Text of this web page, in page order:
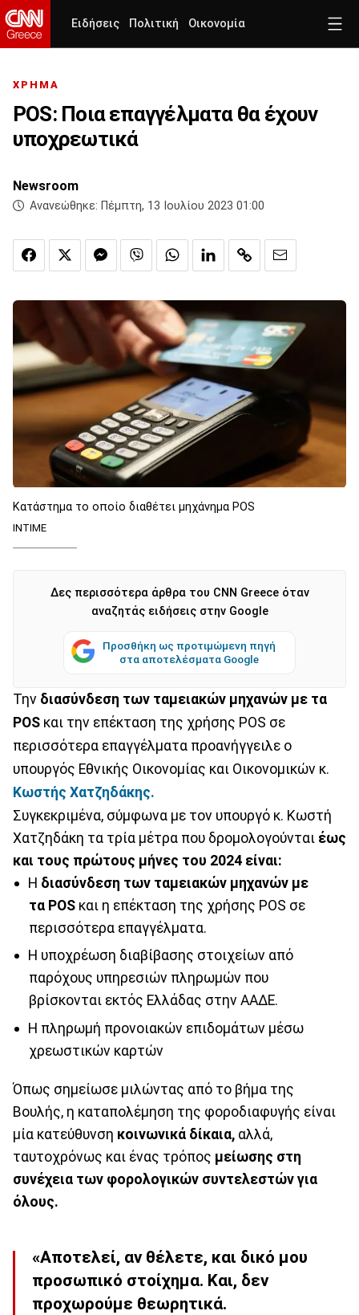
Ειδήσεις Πολιτική Οικονομία
ΧΡΗΜΑ
POS: Ποια επαγγέλματα θα έχουν
υποχρεωτικά
Newsroom
Ανανεώθηκε: Πέμπτη, 13 Ιουλίου 2023 01:00
Κατάστημα το οποίο διαθέτει μηχάνημα POS
INTIME
Δες περισσότερα άρθρα του CNN Greece όταν
αναζητάς ειδήσεις στην Google
Προσθήκη ως προτιμώμενη πηγή
στα αποτελέσματα Google
Την διασύνδεση των ταμειακών μηχανών με τα
POS και την επέκταση της χρήσης POS σε
περισσότερα επαγγέλματα προανήγγειλε ο
υπουργός Εθνικής Οικονομίας και Οικονομικών κ.
Κωστής Χατζηδάκης.
Συγκεκριμένα, σύμφωνα με τον υπουργό κ. Κωστή
Χατζηδάκη τα τρία μέτρα που δρομολογούνται έως
και τους πρώτους μήνες του 2024 είναι:
Η διασύνδεση των ταμειακών μηχανών με
τα POSκαι η επέκταση της χρήσης POS σε
περισσότερα επαγγέλματα.
Η υποχρέωση διαβίβασης στοιχείων από
παρόχους υπηρεσιών πληρωμών που
βρίσκονται εκτός Ελλάδας στην ΑΑΔΕ.
Η πληρωμή προνοιακών επιδομάτων μέσω
χρεωστικών καρτών
Όπως σημείωσε μιλώντας από το βήμα της
Βουλής, η καταπολέμηση της φοροδιαφυγής είναι
μία κατεύθυνση κοινωνικά δίκαια, αλλά,
ταυτοχρόνως και ένας τρόπος μείωσης στη
συνέχεια των φορολογικών συντελεστών για
όλους.
«Αποτελεί, αν θέλετε, και δικό μου
προσωπικό στοίχημα. Και, δεν
προχωρούμε θεωρητικά.